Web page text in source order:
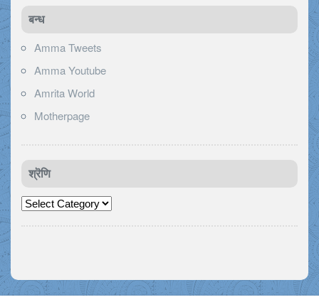
बन्ध
Amma Tweets
Amma Youtube
Amrita World
Motherpage
श्रॆणि
श्रॆणि